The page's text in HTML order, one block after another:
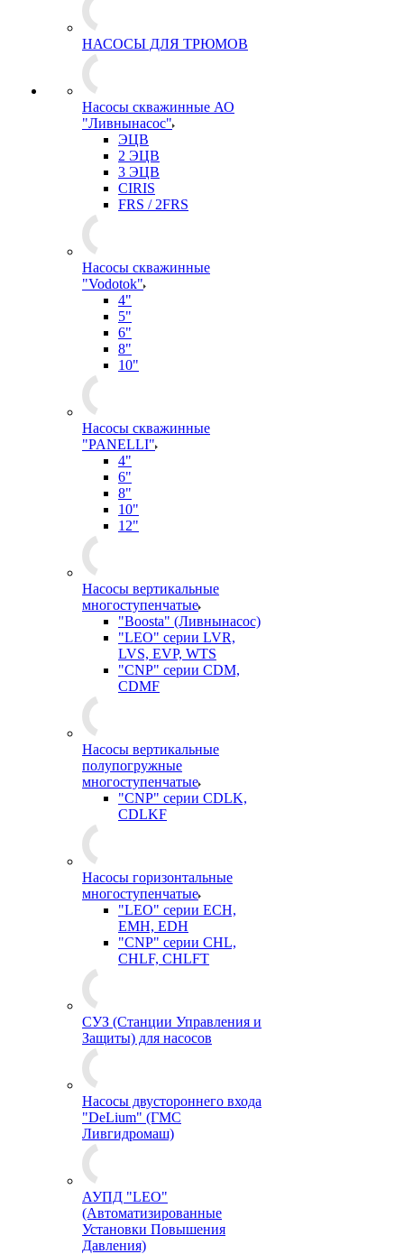
НАСОСЫ ДЛЯ ТРЮМОВ
Насосы скважинные АО
"Ливнынасос"
ЭЦВ
2 ЭЦВ
3 ЭЦВ
CIRIS
FRS / 2FRS
Насосы скважинные
"Vodotok"
4"
5"
6"
8"
10"
Насосы скважинные
"PANELLI"
4"
6"
8"
10"
12"
Насосы вертикальные
многоступенчатые
"Boosta" (Ливнынасос)
"LEO" серии LVR,
LVS, EVP, WTS
"CNP" серии CDM,
CDMF
Насосы вертикальные
полупогружные
многоступенчатые
"CNP" серии CDLK,
CDLKF
Насосы горизонтальные
многоступенчатые
"LEO" серии ECH,
EMH, EDH
"CNP" серии CHL,
CHLF, CHLFT
СУЗ (Станции Управления и
Защиты) для насосов
Насосы двустороннего входа
"DeLium" (ГМС
Ливгидромаш)
АУПД "LEO"
(Автоматизированные
Установки Повышения
Давления)